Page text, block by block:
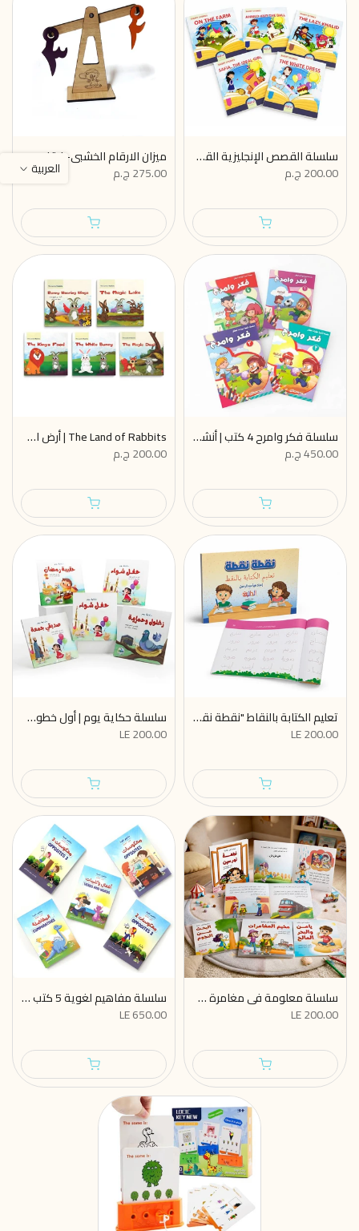
سلسلة القصص الإنجليزية القصيرة للأطفال 5 قصص
200.00 ج.م
275.00 ج.م
سلسلة فكر وامرح 4 كتب | أنشطة ممتعة تنمي ذكاء طفلك قبل دخول المدرسة
450.00 ج.م
The Land of Rabbits | أرض الأرانب سلسلة من 5 قصص باللغة الإنجليزية تشجع طفلك على القراءة بثقة
200.00 ج.م
تعليم الكتابة بالنقاط "نقطة نقطة" | البداية الصحيحة لإتقان مسكة القلم والكتابة بثقة
LE 200.00
سلسلة حكاية يوم | أول خطوة لتعريف طفلك بالمناسبات الإسلامية بأسلوب قصصي ممتع
LE 200.00
سلسلة معلومة في مغامرة 5 كتب
LE 200.00
سلسلة مفاهيم لغوية 5 كتب انجليزي- عربي ( المعكوسات)
LE 650.00
العربية